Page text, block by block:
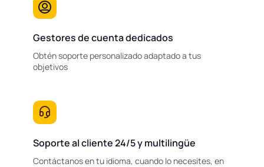
Gestores de cuenta dedicados
Obtén soporte personalizado adaptado a tus
objetivos
Soporte al cliente 24/5 y multilingüe
Contáctanos en tu idioma, cuando lo necesites, en